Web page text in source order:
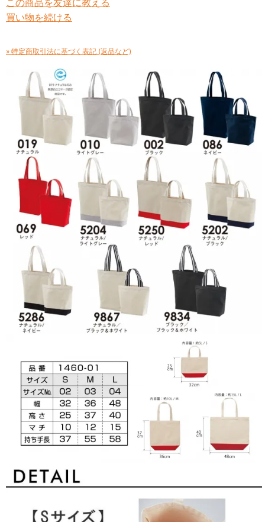
この商品を友達に教える
買い物を続ける
» 特定商取引法に基づく表記 (返品など)